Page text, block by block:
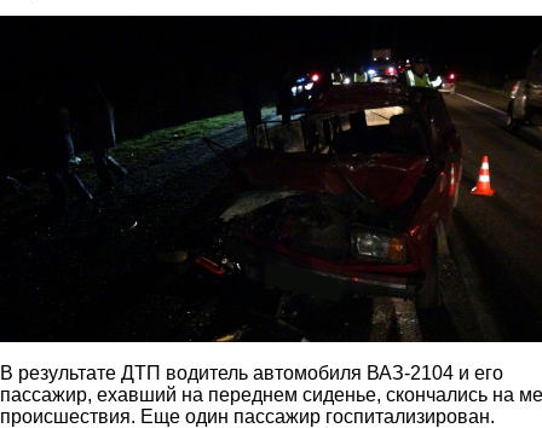
В результате ДТП водитель автомобиля ВАЗ-2104 и его
пассажир, ехавший на переднем сиденье, скончались на
происшествия. Еще один пассажир госпитализирован.